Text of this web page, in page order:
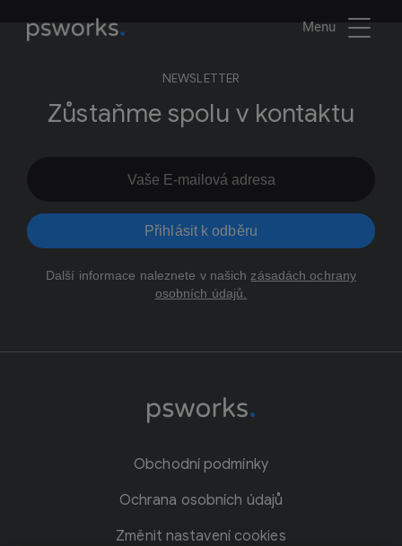
Menu
NEWSLETTER
Zůstaňme spolu v kontaktu
Přihlásit k odběru
Další informace naleznete v našich zásadách ochrany
osobních údajů.
Obchodní podmínky
Ochrana osobních údajů
Změnit nastavení cookies